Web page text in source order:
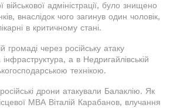
адміністрації, було знищено
внаслідок чого загинув один чоловік,
в критичному стані.
громаді через російську атаку
а в Недригайлівській
технікою.
російські дрони атакували Балаклію. Як
МВА Віталій Карабанов, влучання